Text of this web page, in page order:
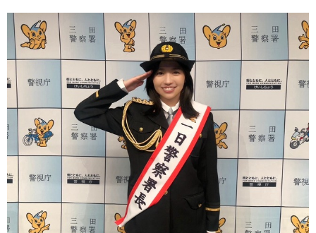
ショッピング その他
その他